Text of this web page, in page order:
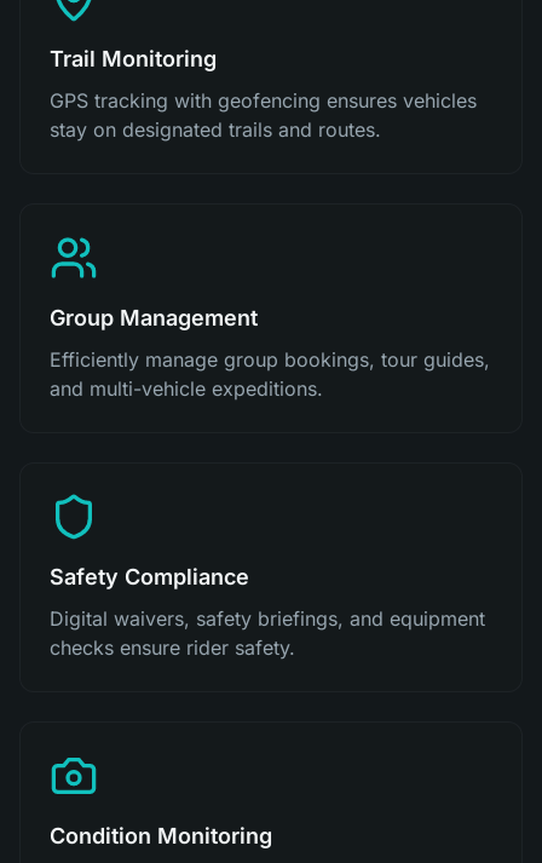
Trail Monitoring
GPS tracking with geofencing ensures vehicles
stay on designated trails and routes.
Group Management
Efficiently manage group bookings, tour guides,
and multi-vehicle expeditions.
Safety Compliance
Digital waivers, safety briefings, and equipment
checks ensure rider safety.
Condition Monitoring